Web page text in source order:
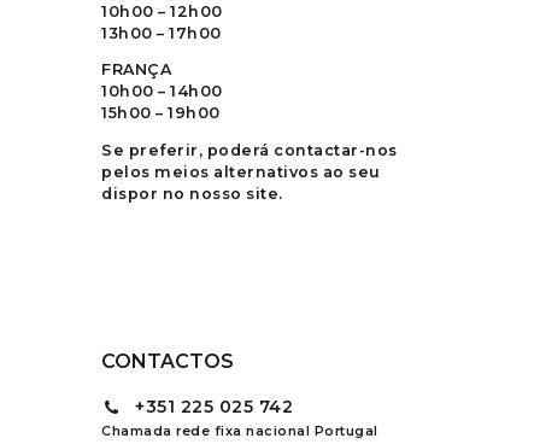
10h00 – 12h00
13h00 – 17h00
FRANÇA
10h00 – 14h00
15h00 – 19h00
Se preferir, poderá contactar-nos
pelos meios alternativos ao seu
dispor no nosso site.
CONTACTOS
+351 225 025 742
Chamada rede fixa nacional Portugal